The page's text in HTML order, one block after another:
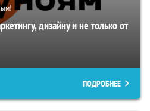
дизайну и не только от
ПОДРОБНЕЕ